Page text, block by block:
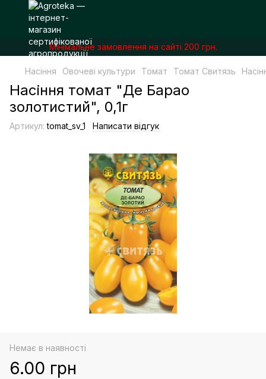
Мінімальне замовлення на сайті 200 грн.
Насіння Овочеві культури Томат Томат Свитязь
Насіння томат "Де Барао
золотистий", 0,1г
Артикул: tomat_sv_1 Написати відгук
Немає в наявності
6.00 грн